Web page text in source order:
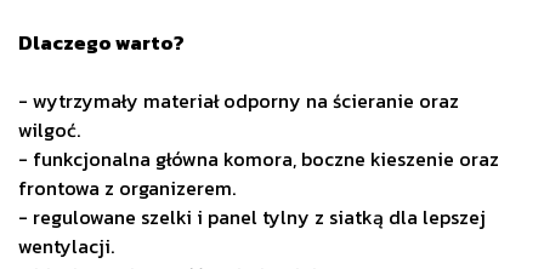
Dlaczego warto?
- wytrzymały materiał odporny na ścieranie oraz
wilgoć.
- funkcjonalna główna komora, boczne kieszenie oraz
frontowa z organizerem.
- regulowane szelki i panel tylny z siatką dla lepszej
wentylacji.